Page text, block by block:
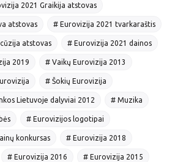
2021 Graikija atstovas
atstovas # Eurovizija 2021 tvarkaraštis
atstovas # Eurovizija 2021 dainos
2019 # Vaikų Eurovizija 2013
# Šokių Eurovizija
Lietuvoje dalyviai 2012 # Muzika
# Eurovizijos logotipai
konkursas # Eurovizija 2018
# Eurovizija 2016 # Eurovizija 2015